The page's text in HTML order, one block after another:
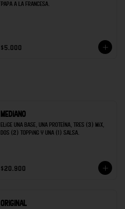
Papa a la francesa.
$5.000
Mediano
Elige una base, una proteína, tres (3) mix,
dos (2) topping y una (1) salsa.
$20.900
Original